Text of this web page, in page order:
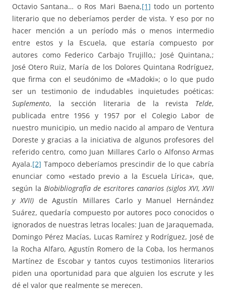
Octavio Santana… o Ros Mari Baena,[1] todo un portento
literario que no deberíamos perder de vista. Y eso por no
hacer mención a un período más o menos intermedio
entre estos y la Escuela, que estaría compuesto por
autores como Federico Carbajo Trujillo,; José Quintana,;
José Otero Ruiz, María de los Dolores Quintana Rodríguez,
que firma con el seudónimo de «Madoki»; o lo que pudo
ser un testimonio de indudables inquietudes poéticas:
Suplemento, la sección literaria de la revista Telde,
publicada entre 1956 y 1957 por el Colegio Labor de
nuestro municipio, un medio nacido al amparo de Ventura
Doreste y gracias a la iniciativa de algunos profesores del
referido centro, como Juan Millares Carlo o Alfonso Armas
Ayala.[2] Tampoco deberíamos prescindir de lo que cabría
enunciar como «estado previo a la Escuela Lírica», que,
según la Biobibliografía de escritores canarios (siglos XVI, XVII
y XVII) de Agustín Millares Carlo y Manuel Hernández
Suárez, quedaría compuesto por autores poco conocidos o
ignorados de nuestras letras locales: Juan de Jaraquemada,
Domingo Pérez Macías, Lucas Ramírez y Rodríguez, José de
la Rocha Alfaro, Agustín Romero de la Coba, los hermanos
Martínez de Escobar y tantos cuyos testimonios literarios
piden una oportunidad para que alguien los escrute y les
dé el valor que realmente se merecen.